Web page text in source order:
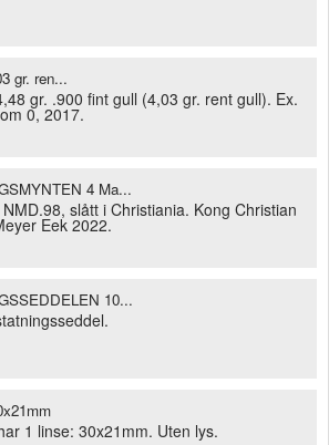
gr. ren...
gr. .900 fint gull (4,03 gr. rent gull). Ex.
0, 2017.
4 Ma...
slått i Christiania. Kong Christian
Eek 2022.
10...
1 linse: 30x21mm. Uten lys.